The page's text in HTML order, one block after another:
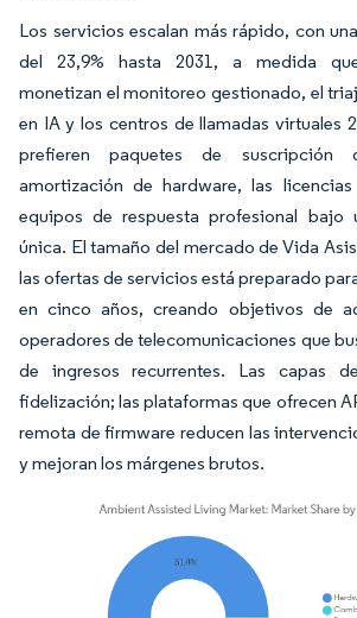
Los servicios escalan más rápido, con
del 23,9% hasta 2031, a medida
monetizan el monitoreo gestionado, el
en IA y los centros de llamadas virtuales
prefieren paquetes de suscripción
amortización de hardware, las
equipos de respuesta profesional bajo
única. El tamaño del mercado de Vida
las ofertas de servicios está preparado
en cinco años, creando objetivos de
operadores de telecomunicaciones que
de ingresos recurrentes. Las capas
fidelización; las plataformas que ofrecen
remota de firmware reducen las
y mejoran los márgenes brutos.